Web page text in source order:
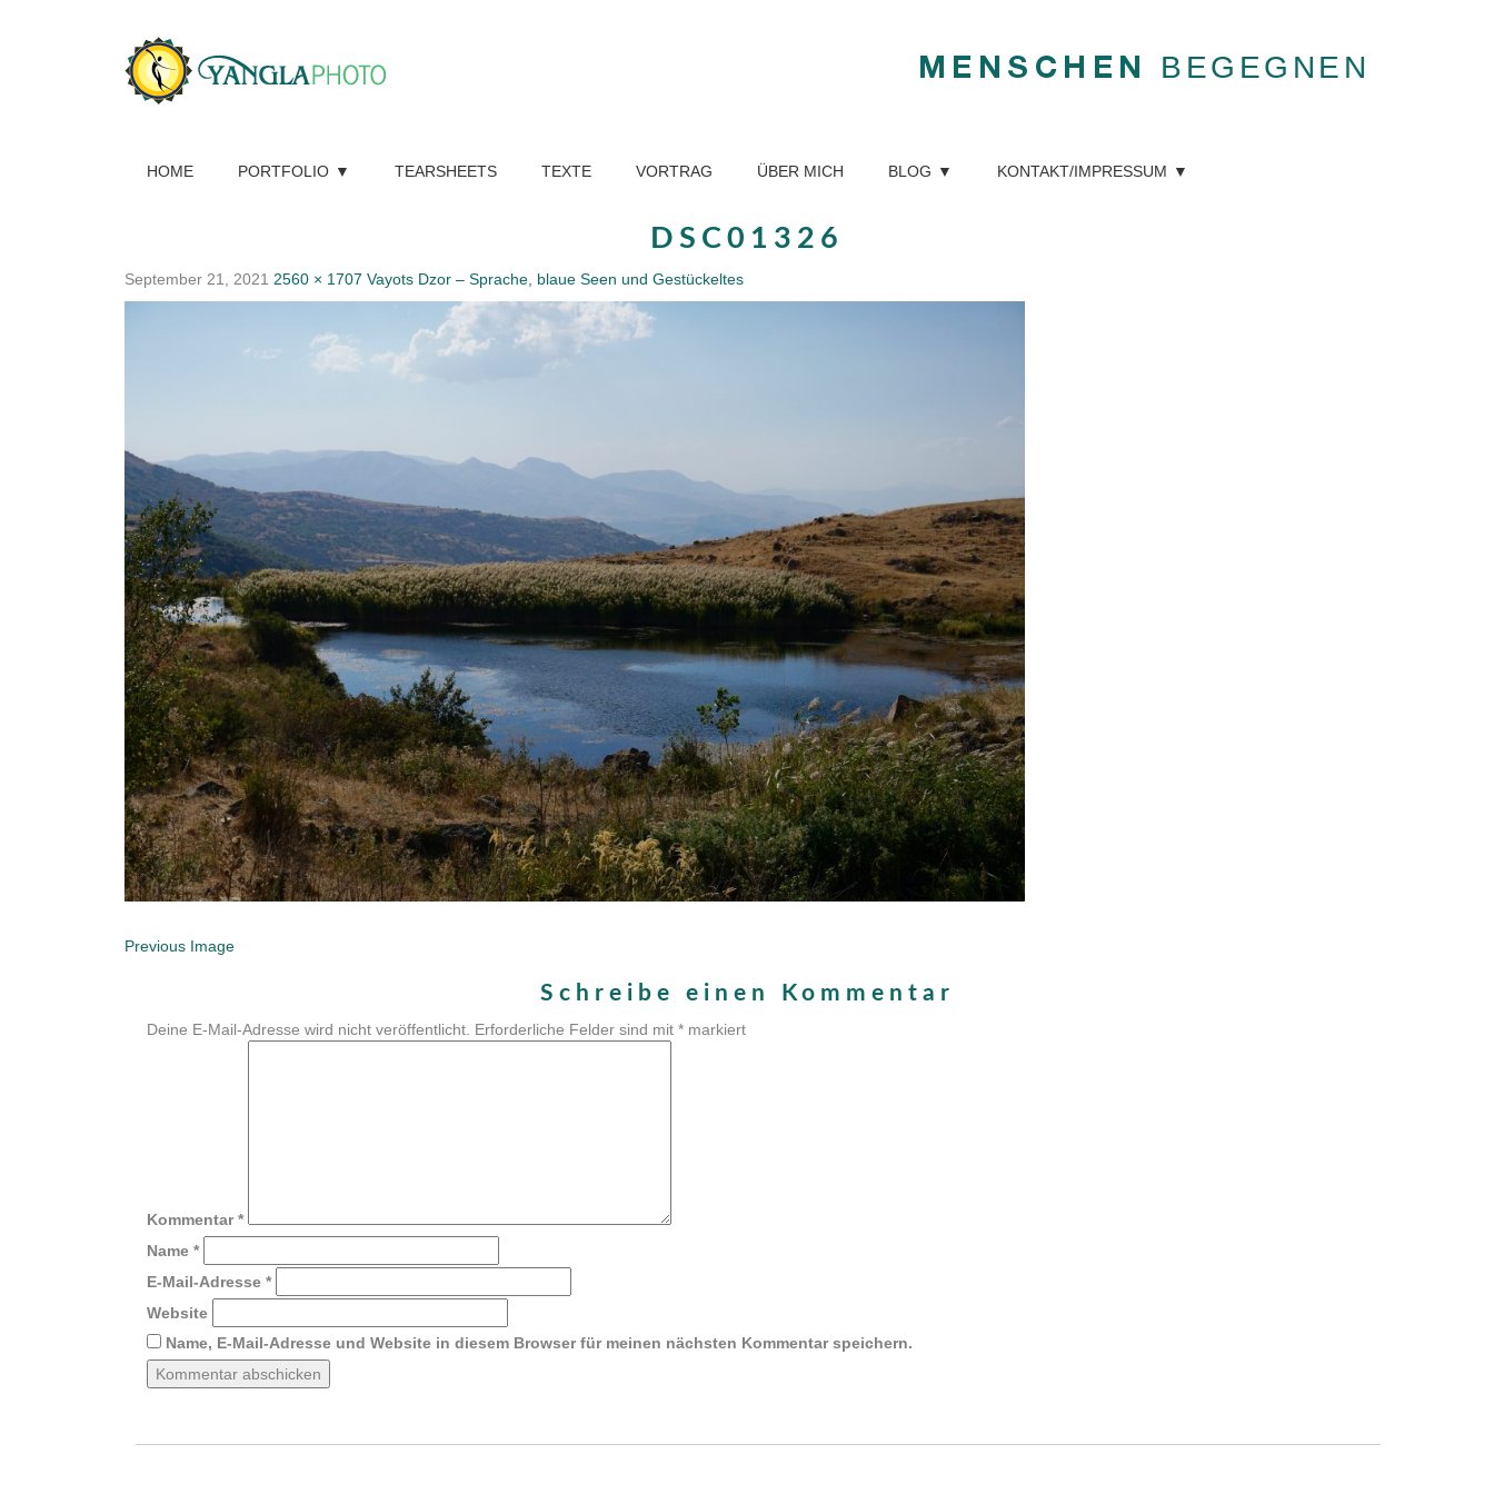
MENSCHEN BEGEGNEN
HOME PORTFOLIO TEARSHEETS TEXTE VORTRAG ÜBER MICH BLOG KONTAKT/IMPRESSUM
DSC01326
September 21, 2021 2560 × 1707 Vayots Dzor – Sprache, blaue Seen und Gestückeltes
Previous Image
Schreibe einen Kommentar
Deine E-Mail-Adresse wird nicht veröffentlicht. Erforderliche Felder sind mit * markiert
Kommentar*
Name *
E-Mail-Adresse *
Website
Name, E-Mail-Adresse und Website in diesem Browser für meinen nächsten Kommentar speichern.